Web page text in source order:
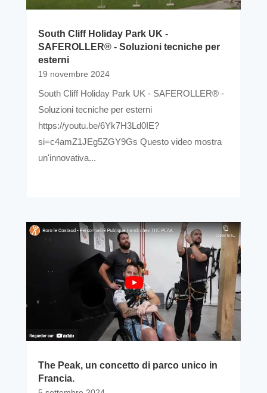
South Cliff Holiday Park UK -
SAFEROLLER® - Soluzioni tecniche per
esterni
19 novembre 2024
South Cliff Holiday Park UK - SAFEROLLER® -
Soluzioni tecniche per esterni
https://youtu.be/6Yk7H3Ld0IE?
si=c4amZ1JEg5ZGY9Gs Questo video mostra
un'innovativa...
The Peak, un concetto di parco unico in
Francia.